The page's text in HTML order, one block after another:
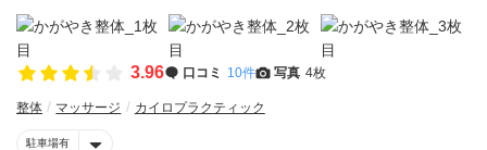
3.96 口コミ 10件 写真 4枚
整体 マッサージ カイロプラクティック
駐車場有